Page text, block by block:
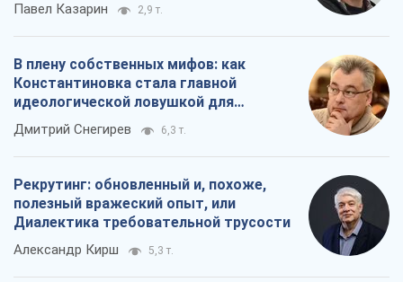
Павел Казарин 2,9 т.
В плену собственных мифов: как
Константиновка стала главной
идеологической ловушкой для
российских оккупантов
Дмитрий Снегирев 6,3 т.
Рекрутинг: обновленный и, похоже,
полезный вражеский опыт, или
Диалектика требовательной трусости
Александр Кирш 5,3 т.